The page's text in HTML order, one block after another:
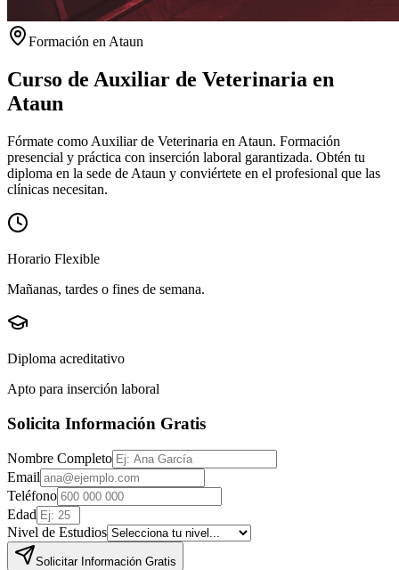
Formación en Ataun
Curso de Auxiliar de Veterinaria en
Ataun
Fórmate como Auxiliar de Veterinaria en Ataun. Formación
presencial y práctica con inserción laboral garantizada. Obtén tu
diploma en la sede de Ataun y conviértete en el profesional que las
clínicas necesitan.
Horario Flexible
Mañanas, tardes o fines de semana.
Diploma acreditativo
Apto para inserción laboral
Solicita Información Gratis
Nombre Completo
Email
Teléfono
Edad
Nivel de Estudios
Solicitar Información Gratis